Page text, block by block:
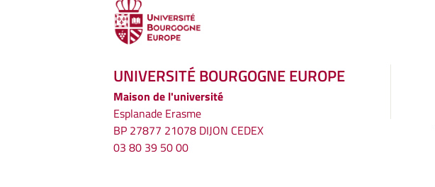
UNIVERSITÉ BOURGOGNE EUROPE
Maison de l'université
Esplanade Erasme
BP 27877 21078 DIJON CEDEX
03 80 39 50 00